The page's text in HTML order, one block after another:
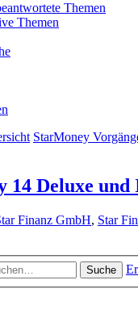
Themen
Themen
StarMoney
14 Deluxe und
Finanz GmbH, Star
Suche